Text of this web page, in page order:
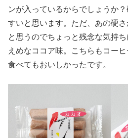
ンが入っているからでしょうか
すいと思います。ただ、あの硬
と思うのでちょっと残念な気持
えめなココア味。こちらもコー
食べてもおいしかったです。